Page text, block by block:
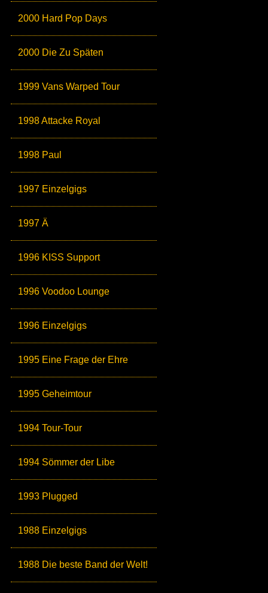
2000 Hard Pop Days
2000 Die Zu Späten
1999 Vans Warped Tour
1998 Attacke Royal
1998 Paul
1997 Einzelgigs
1997 Ä
1996 KISS Support
1996 Voodoo Lounge
1996 Einzelgigs
1995 Eine Frage der Ehre
1995 Geheimtour
1994 Tour-Tour
1994 Sömmer der Libe
1993 Plugged
1988 Einzelgigs
1988 Die beste Band der Welt!